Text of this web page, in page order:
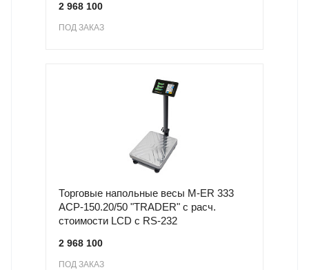
2 968 100
ПОД ЗАКАЗ
Торговые напольные весы M-ER 333
ACP-150.20/50 "TRADER" с расч.
стоимости LCD с RS-232
2 968 100
ПОД ЗАКАЗ